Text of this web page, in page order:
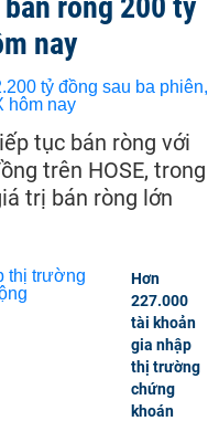
nay
tục bán ròng với
trên HOSE, trong
trị bán ròng lớn
Hơn
227.000
tài khoản
gia nhập
thị trường
chứng
khoán